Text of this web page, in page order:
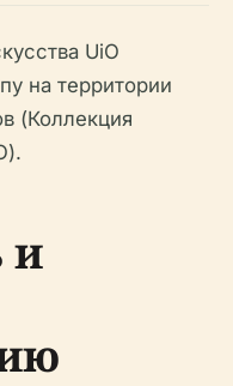
UiO
на территории
(Коллекция
и